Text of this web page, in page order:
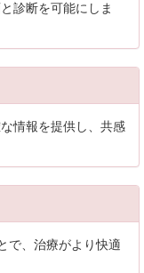
診断を可能にしま
情報を提供し、共感
で、治療がより快適